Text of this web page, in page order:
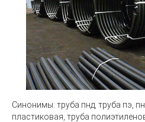
Синонимы: труба пнд, труба пэ,
пластиковая, труба